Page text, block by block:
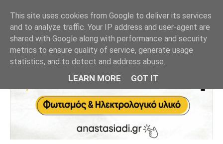
This site uses cookies from Google to deliver its services
and to analyze traffic. Your IP address and user-agent are
shared with Google along with performance and security
metrics to ensure quality of service, generate usage
statistics, and to detect and address abuse.
LEARN MORE GOT IT